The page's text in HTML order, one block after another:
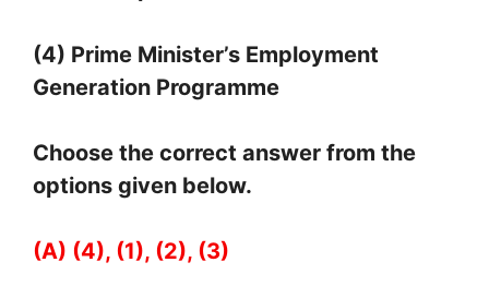
(4) Prime Minister’s Employment
Generation Programme
Choose the correct answer from the
options given below.
(A) (4), (1), (2), (3)